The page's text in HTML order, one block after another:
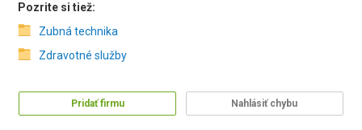
Pozrite si tiež:
Zubná technika
Zdravotné služby
Pridať firmu Nahlásiť chybu